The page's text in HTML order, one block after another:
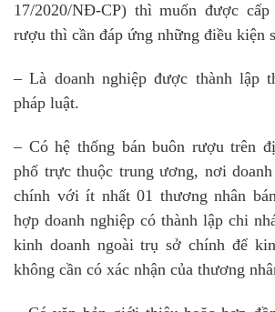
17/2020/NĐ-CP) thì muốn được
rượu thì cần đáp ứng những điều kiện
– Là doanh nghiệp được thành lập
pháp luật.
– Có hệ thống bán buôn rượu trên
phố trực thuộc trung ương, nơi
chính với ít nhất 01 thương nhân
hợp doanh nghiệp có thành lập chi
kinh doanh ngoài trụ sở chính để
không cần có xác nhận của thương